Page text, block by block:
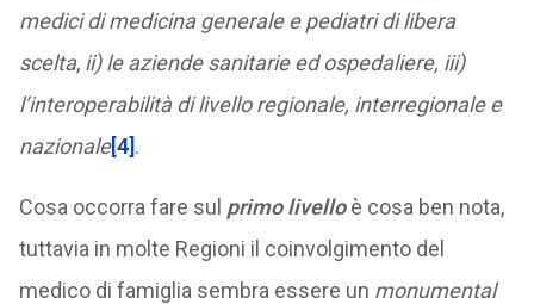
medici di medicina generale e pediatri di libera
scelta, ii) le aziende sanitarie ed ospedaliere, iii)
l’interoperabilità di livello regionale, interregionale e
nazionale[4].
Cosa occorra fare sul primo livelloè cosa ben nota,
tuttavia in molte Regioni il coinvolgimento del
medico di famiglia sembra essere un monumental